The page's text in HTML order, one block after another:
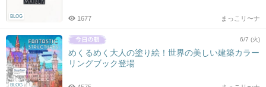
BLOG まっこリ〜ナ
1677
BLOG
6/7 (火)
めくるめく大人の塗り絵！世界の美しい建築カラー
リングブック登場